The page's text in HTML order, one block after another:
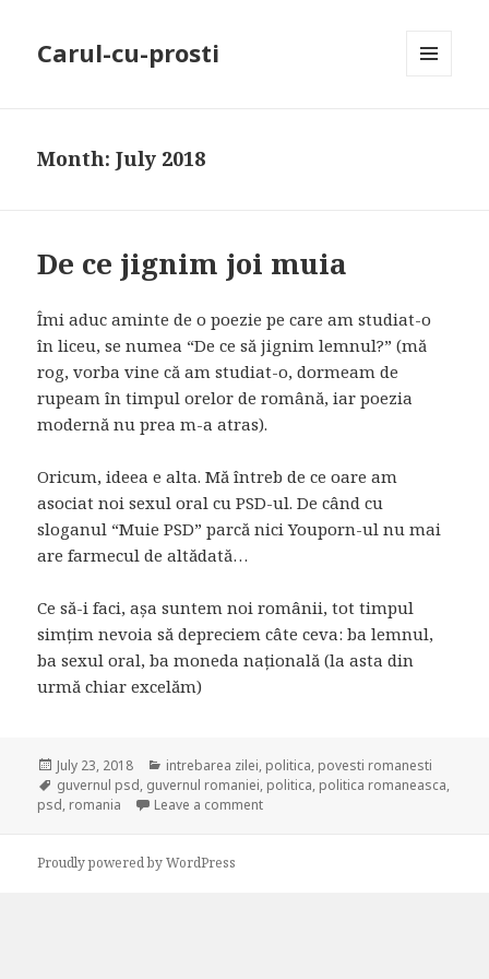
Carul-cu-prosti
Month: July 2018
De ce jignim joi muia
Îmi aduc aminte de o poezie pe care am studiat-o
în liceu, se numea “De ce să jignim lemnul?” (mă
rog, vorba vine că am studiat-o, dormeam de
rupeam în timpul orelor de română, iar poezia
modernă nu prea m-a atras).
Oricum, ideea e alta. Mă întreb de ce oare am
asociat noi sexul oral cu PSD-ul. De când cu
sloganul “Muie PSD” parcă nici Youporn-ul nu mai
are farmecul de altădată…
Ce să-i faci, așa suntem noi românii, tot timpul
simțim nevoia să depreciem câte ceva: ba lemnul,
ba sexul oral, ba moneda națională (la asta din
urmă chiar excelăm)
Posted
on
July 23, 2018 Categories
intrebarea zilei, politica, povesti romanesti
Tags
guvernul psd, guvernul romaniei, politica, politica romaneasca,
psd, romania Leave a comment
Proudly powered by WordPress